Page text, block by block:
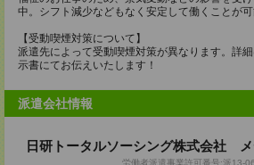
中。シフト減少などもなく安定して働くことが可
【受動喫煙対策について】
派遣先によって受動喫煙対策が異なります。詳
示書にてお伝えいたします！
派遣会社情報
日研トータルソーシング株式会社
労働者派遣事業許可番号:派13-